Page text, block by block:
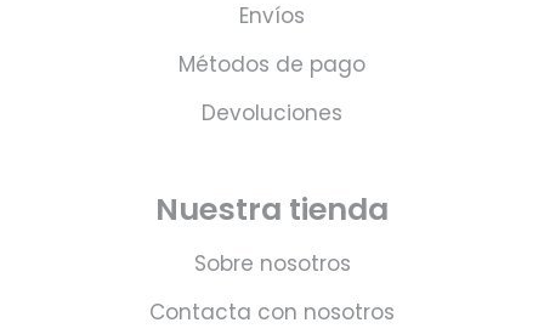
Envíos
Métodos de pago
Devoluciones
Nuestra tienda
Sobre nosotros
Contacta con nosotros